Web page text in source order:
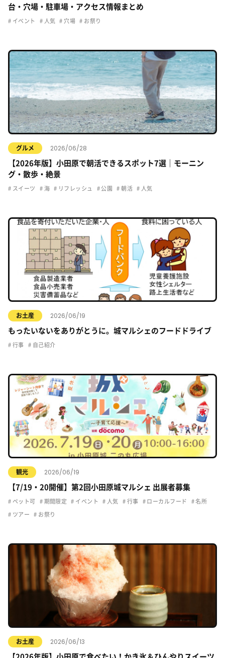
台・穴場・駐車場・アクセス情報まとめ
イベント 人気 穴場 お祭り
グルメ 2026/06/28
【2026年版】小田原で朝活できるスポット7選｜モーニン
グ・散歩・絶景
スイーツ 海 リフレッシュ 公園 朝活 人気
お土産 2026/06/19
もったいないをありがとうに。城マルシェのフードドライブ
行事 自己紹介
観光 2026/06/19
【7/19・20開催】第2回小田原城マルシェ 出展者募集
ペット可 期間限定 イベント 人気 行事 ローカルフード 名所
ツアー お祭り
お土産 2026/06/13